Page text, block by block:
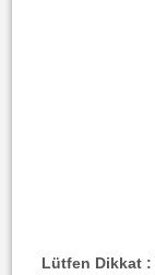
Lütfen Dikkat :